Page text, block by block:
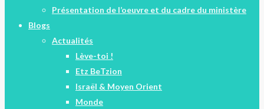
MenuPrésentation de l’oeuvre et du cadre du ministère
Blogs
Actualités
Lève-toi !
Etz BeTzion
Israël & Moyen Orient
Monde